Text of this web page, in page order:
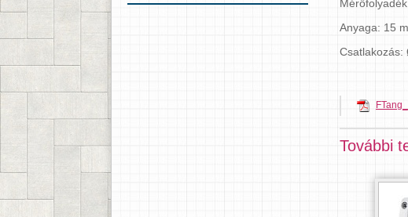
Anyaga: 15
Csatlakozás:
További